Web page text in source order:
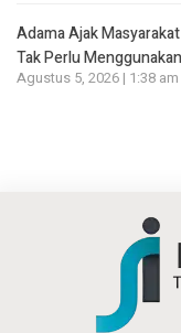
Adama Ajak
Tak Perlu
Agustus 5, 2026 | 1:38 am